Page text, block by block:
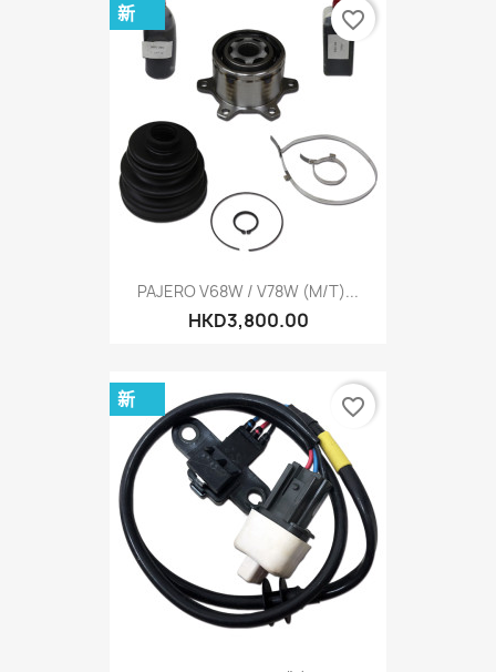
PAJERO V68W / V78W (M/T)...
HKD3,800.00
新 favorite_border
新 favorite_border